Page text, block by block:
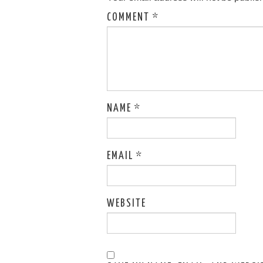
COMMENT *
NAME *
EMAIL *
WEBSITE